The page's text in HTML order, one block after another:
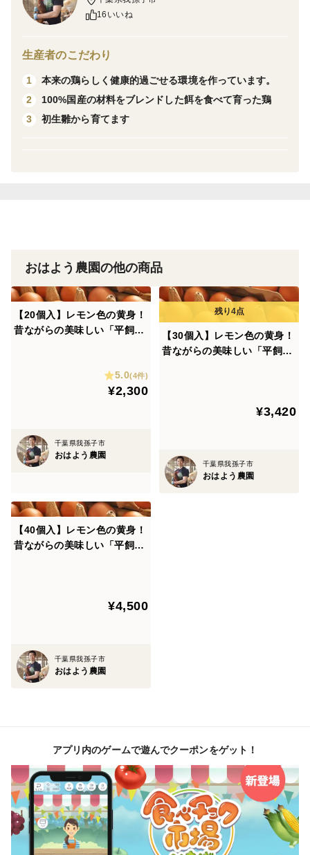
🌟期間限定・数量限定のため、ご予約はお早めに！
＜味＞
おはよう農園の「光と風のたまご」は、すっきりとした
甘味と爽やかな後味が特徴の平飼い卵です。餌にこだわ
り、毎日自由気ままに過ごしている鶏が産んだ卵なの
＜鶏へのこだわり＞
【住環境】
鶏が本来の鶏らしく、健康的に過ごせる環境を作ってま
す。自然の光や風を感じることができ、自由に走り回る
ことができる、木造開放鶏舎で過ごしております。飼育
密度は2~3羽/㎡と、従来の平飼いより５倍もゆとりのあ
になります。
地面には、もみ殻を敷いており、鶏の習性である「くち
ばしで地面をつついて餌を探したり」、「もみ殻をひっ
かきまわして砂遊びをしたり」、「仰向けになって寝っ
転がる」など、こんな動きをするのかという日々驚かさ
れます。
餌は、地元・千葉の小麦・お米・米ぬかを中心に、国産
させたものを食べております。また、野菜の栽培も行っ
ていることから調整はじいた野菜（栽培期間中は農薬・
クチン・抗生物質・ビタミン剤などは使わず、雛の間は
玄米・青草・畑の土などを食べることで、胃腸を丈夫に
して体力や抵抗力を自力でつけてもらうように手助けし
ながら育てております
16いいね
生産者のこだわり
1
本来の鶏らしく健康的過ごせる環境を作っています。
2
100%国産の材料をブレンドした餌を食べて育った鶏
3
初生雛から育てます
おはよう農園の他の商品
【20個入】レモン色の黄身！
昔ながらの美味しい「平飼い
5.0(4件)
¥2,300
千葉県我孫子市
おはよう農園
【30個入】レモン色の黄身！
昔ながらの美味しい「平飼い
¥3,420
千葉県我孫子市
おはよう農園
【40個入】レモン色の黄身！
昔ながらの美味しい「平飼い
¥4,500
千葉県我孫子市
おはよう農園
アプリ内のゲームで遊んでクーポンをゲット！